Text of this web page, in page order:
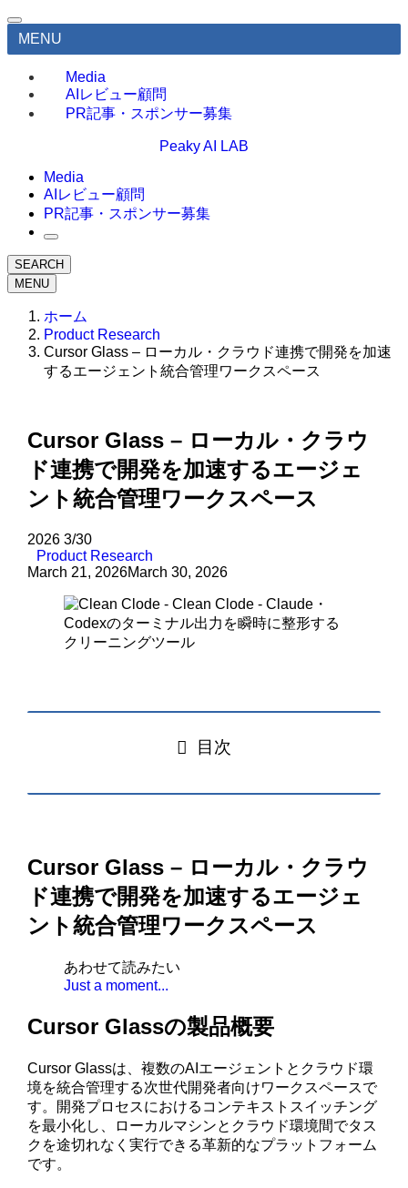
MENU
Media
AIレビュー顧問
PR記事・スポンサー募集
Peaky AI LAB
Media
AIレビュー顧問
PR記事・スポンサー募集
SEARCH
MENU
ホーム
Product Research
Cursor Glass – ローカル・クラウド連携で開発を加速
するエージェント統合管理ワークスペース
Cursor Glass – ローカル・クラウ
ド連携で開発を加速するエージェ
ント統合管理ワークスペース
2026 3/30
Product Research
March 21, 2026March 30, 2026
目次
Cursor Glass – ローカル・クラウ
ド連携で開発を加速するエージェ
ント統合管理ワークスペース
あわせて読みたい
Just a moment...
Cursor Glassの製品概要
Cursor Glassは、複数のAIエージェントとクラウド環
境を統合管理する次世代開発者向けワークスペースで
す。開発プロセスにおけるコンテキストスイッチング
を最小化し、ローカルマシンとクラウド環境間でタス
クを途切れなく実行できる革新的なプラットフォーム
です。